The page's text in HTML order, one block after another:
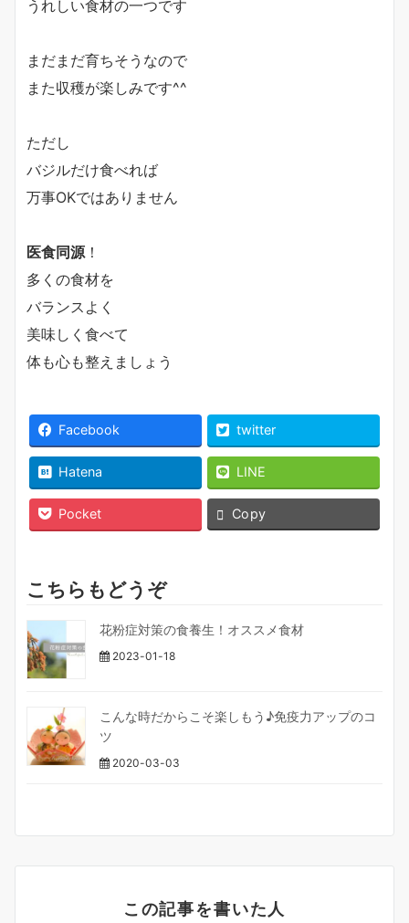
うれしい食材の一つです
まだまだ育ちそうなので
また収穫が楽しみです^^
ただし
バジルだけ食べれば
万事OKではありません
医食同源 ！
多くの食材を
バランスよく
美味しく食べて
体も心も整えましょう
Facebook twitter
Hatena LINE
Pocket Copy
こちらもどうぞ
花粉症対策の食養生！オススメ食材
2023-01-18
こんな時だからこそ楽しもう♪免疫力アップのコ
ツ
2020-03-03
この記事を書いた人